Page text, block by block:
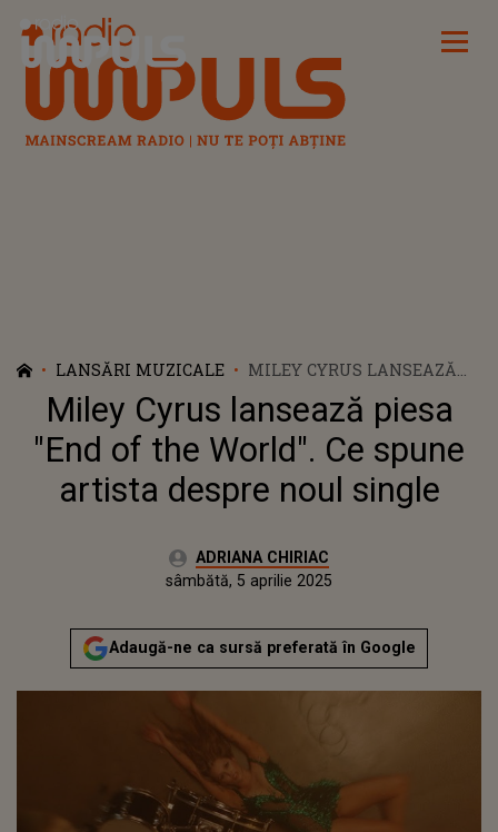
Radio Impuls
LANSĂRI MUZICALE
MILEY CYRUS LANSEAZĂ
PIESA "END OF THE WORLD".
CE SPUNE ARTISTA DESPRE
NOUL SINGLE
Miley Cyrus lansează piesa
"End of the World". Ce spune
artista despre noul single
Autor:ADRIANA CHIRIAC
Publicat:
sâmbătă, 5 aprilie 2025
Adaugă-ne ca sursă preferată în Google